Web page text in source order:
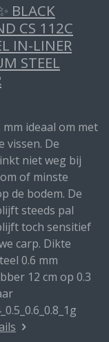
BLACK
CS 112C
IN-LINER
STEEL
ideaal om met
vissen. De
niet weg bij
of minste
de bodem. De
steeds pal
toch sensitief
carp. Dikte
0.6 mm
12 cm op 0.3